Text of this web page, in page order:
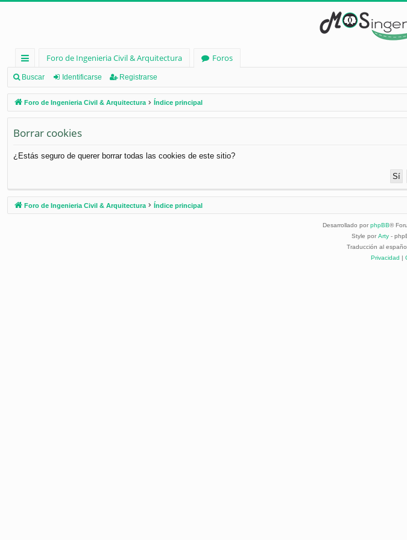
nl
ac
es
rá
pi
os
Foro de Ingenieria Civil & Arquitectura
Foros
Buscar Identificarse Registrarse
Foro de Ingenieria Civil & Arquitectura Índice principal
Borrar cookies
¿Estás seguro de querer borrar todas las cookies de este sitio?
Foro de Ingenieria Civil & Arquitectura Índice principal
Desarrollado por phpBB®
Style por Arty -
Traducción al
Privacidad |